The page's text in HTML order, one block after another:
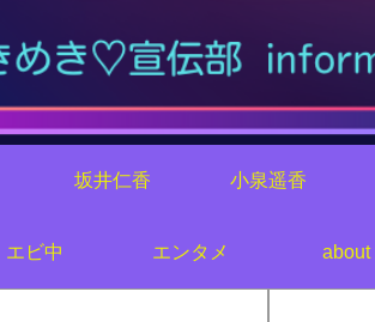
坂井仁香 小泉遥香
エビ中 エンタメ about